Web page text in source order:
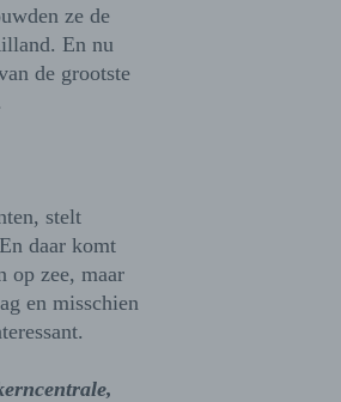
ze de
En nu
de grootste
stelt
daar komt
op zee, maar
en misschien